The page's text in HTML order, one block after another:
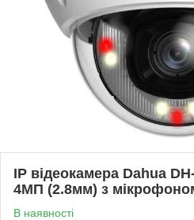
IP відеокамера Dahua
4МП (2.8мм) з
В наявності